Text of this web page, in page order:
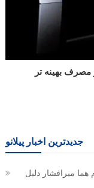
مصرف بهینه تر
جدیدترین اخبار پیلانو
میرافشار دلیل